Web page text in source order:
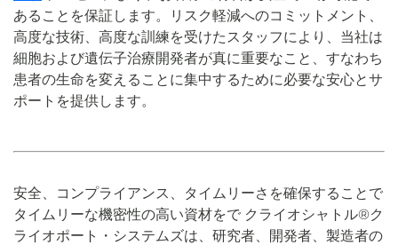
あることを保証します。リスク軽減へのコミットメント、
高度な技術、高度な訓練を受けたスタッフにより、当社は
細胞および遺伝子治療開発者が真に重要なこと、すなわち
患者の生命を変えることに集中するために必要な安心とサ
ポートを提供します。
安全、コンプライアンス、タイムリーさを確保することで
タイムリーな機密性の高い資材をで クライオシャトル®ク
ライオポート・システムズは、研究者、開発者、製造者の